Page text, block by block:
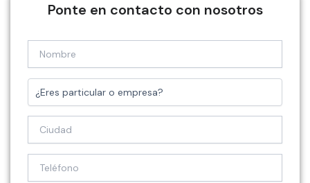
Ponte en contacto con nosotros